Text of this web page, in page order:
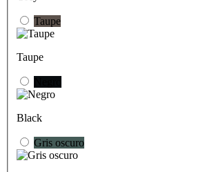
Taupe
Taupe
Black
Gris oscuro